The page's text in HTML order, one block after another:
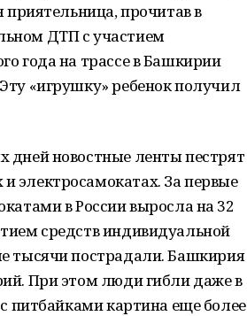
прочитав в
ДТП с участием
года на трассе в Башкирии
«игрушку» ребенок получил
дней новостные ленты пестрят
электросамокатах. За первые
в России выросла на 32
средств индивидуальной
тысячи пострадали. Башкирия
При этом люди гибли даже в
питбайками картина еще более